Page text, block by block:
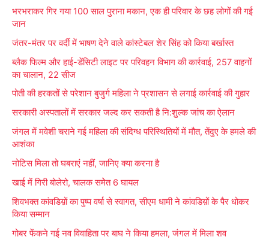
c
f
o
भरभराकर गिर गया 100 साल पुराना मकान, एक ही परिवार के छह लोगों की गई
जान
जंतर-मंतर पर वर्दी में भाषण देने वाले कांस्टेबल शेर सिंह को किया बर्खास्त
ब्लैक फिल्म और हाई-डेंसिटी लाइट पर परिवहन विभाग की कार्रवाई, 257 वाहनों
का चालान, 22 सीज
पोती की हरकतों से परेशान बुजुर्ग महिला ने प्रशासन से लगाई कार्रवाई की गुहार
सरकारी अस्पतालों में सरकार जल्द कर सकती है नि:शुल्क जांच का ऐलान
जंगल में मवेशी चराने गई महिला की संदिग्ध परिस्थितियों में मौत, तेंदुए के हमले की
आशंका
नोटिस मिला तो घबराएं नहीं, जानिए क्या करना है
खाई में गिरी बोलेरो, चालक समेेत 6 घायल
शिवभक्त कांवडिय़ों का पुष्प वर्षा से स्वागत, सीएम धामी ने कांवडिय़ों के पैर धोकर
किया सम्मान
गोबर फेंकने गई नव विवाहिता पर बाघ ने किया हमला, जंगल में मिला शव